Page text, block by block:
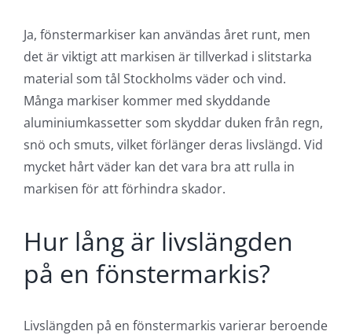
Ja, fönstermarkiser kan användas året runt, men
det är viktigt att markisen är tillverkad i slitstarka
material som tål Stockholms väder och vind.
Många markiser kommer med skyddande
aluminiumkassetter som skyddar duken från regn,
snö och smuts, vilket förlänger deras livslängd. Vid
mycket hårt väder kan det vara bra att rulla in
markisen för att förhindra skador.
Hur lång är livslängden
på en fönstermarkis?
Livslängden på en fönstermarkis varierar beroende